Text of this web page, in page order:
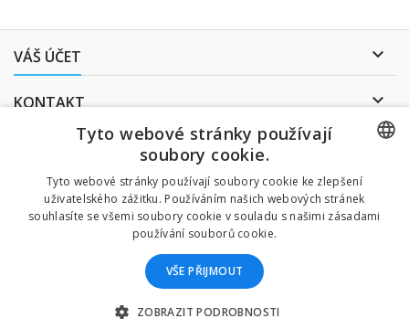
VÁŠ ÚČET 
KONTAKT 
ODBĚR NOVINEK
Uděluji souhlas se
zpracováním osobních údajů.
© Copyright 2026 Divers Direct. Všechna práva vyhrazena.
CZECH
CZECH
Tyto webové stránky používají
soubory cookie.
Tyto webové stránky používají soubory cookie ke zlepšení
uživatelského zážitku. Používáním našich webových stránek
souhlasíte se všemi soubory cookie v souladu s našimi zásadami
používání souborů cookie.
VŠE PŘIJMOUT
ZOBRAZIT PODROBNOSTI